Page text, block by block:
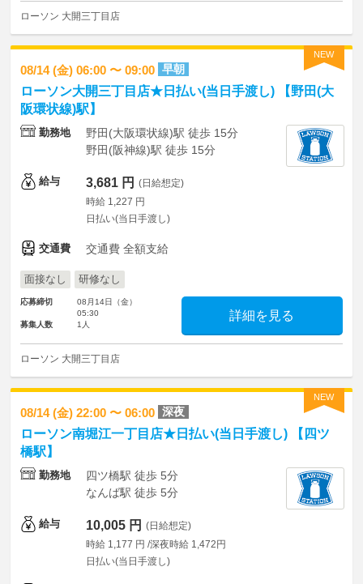
ローソン 大開三丁目店
NEW
08/14 (金) 06:00 〜 09:00 早朝
ローソン大開三丁目店★日払い(当日手渡し) 【野田(大
阪環状線)駅】
勤務地
野田(大阪環状線)駅 徒歩 15分
野田(阪神線)駅 徒歩 15分
給与 3,681 円 (日給想定)
時給 1,227 円
日払い(当日手渡し)
交通費 交通費 全額支給
面接なし 研修なし
応募締切
08月14日（金）
05:30
募集人数
1人
詳細を見る
ローソン 大開三丁目店
NEW
08/14 (金) 22:00 〜 06:00 深夜
ローソン南堀江一丁目店★日払い(当日手渡し) 【四ツ
橋駅】
勤務地
四ツ橋駅 徒歩 5分
なんば駅 徒歩 5分
給与 10,005 円 (日給想定)
時給 1,177 円 /深夜時給 1,472円
日払い(当日手渡し)